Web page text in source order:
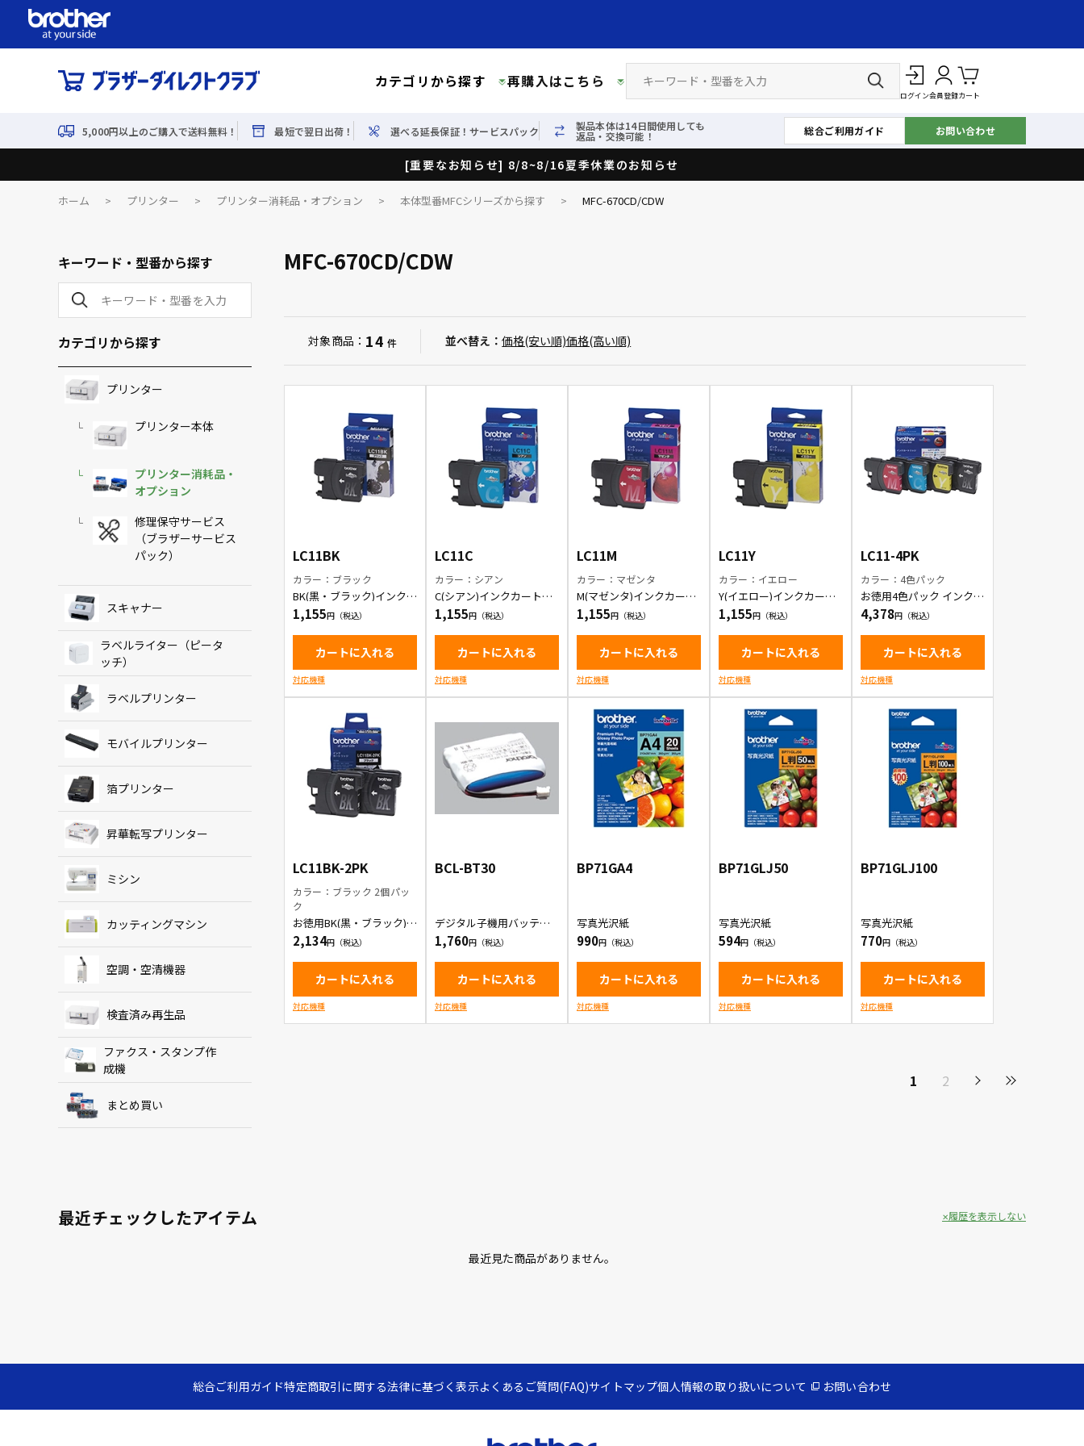
カテゴリから探す 再購入はこちら
ログイン会員登録カート
5,000円以上のご購入で送料無料！ 最短で翌日出荷！ 選べる延長保証！サービスパック 製品本体は14日間使用しても
返品・交換可能！ 総合ご利用ガイド お問い合わせ
[重要なお知らせ] 8/8~8/16夏季休業のお知らせ
ホーム > プリンター > プリンター消耗品・オプション > 本体型番MFCシリーズから探す > MFC-670CD/CDW
キーワード・型番から探す
カテゴリから探す
プリンター
プリンター本体
プリンター消耗品・
オプション
修理保守サービス
（ブラザーサービス
パック）
スキャナー
ラベルライター（ピータ
ッチ）
ラベルプリンター
モバイルプリンター
箔プリンター
昇華転写プリンター
ミシン
カッティングマシン
空調・空清機器
検査済み再生品
ファクス・スタンプ作
成機
まとめ買い
MFC-670CD/CDW
対象商品： 14 件 並べ替え：価格(安い順)価格(高い順)
LC11BK
カラー：ブラック
BK(黒・ブラック)インクカ
ートリッジ
1,155
カートに入れる
対応機種
LC11C
カラー：シアン
C(シアン)インクカートリ
ッジ
1,155
カートに入れる
対応機種
LC11M
カラー：マゼンタ
M(マゼンタ)インクカート
リッジ
1,155
カートに入れる
対応機種
LC11Y
カラー：イエロー
Y(イエロー)インクカート
リッジ
1,155
カートに入れる
対応機種
LC11-4PK
カラー：4色パック
お徳用4色パック インクカ
ートリッジ
4,378
カートに入れる
対応機種
LC11BK-2PK
カラー：ブラック 2個パッ
ク
お徳用BK(黒・ブラック) 2
本パック インクカートリ
ッジ
2,134
カートに入れる
対応機種
BCL-BT30
デジタル子機用バッテリ
ー
1,760
カートに入れる
対応機種
BP71GA4
写真光沢紙
990
カートに入れる
対応機種
BP71GLJ50
写真光沢紙
594
カートに入れる
対応機種
BP71GLJ100
写真光沢紙
770
カートに入れる
対応機種
1 2
最近チェックしたアイテム
最近見た商品がありません。
履歴を表示しない
総合ご利用ガイド特定商取引に関する法律に基づく表示よくあるご質問(FAQ)サイトマップ個人情報の取り扱いについて お問い合わせ